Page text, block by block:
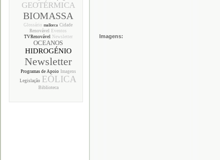
GEOTÉRMICA
BIOMASSA
Glossário mallorca Cidade
Renovável
Eventos
TVRenovável Newsletter
OCEANOS
HIDROGÉNIO
Newsletter
Programas de Apoio Imagens
Legislação EÓLICA
Biblioteca
Imagens: